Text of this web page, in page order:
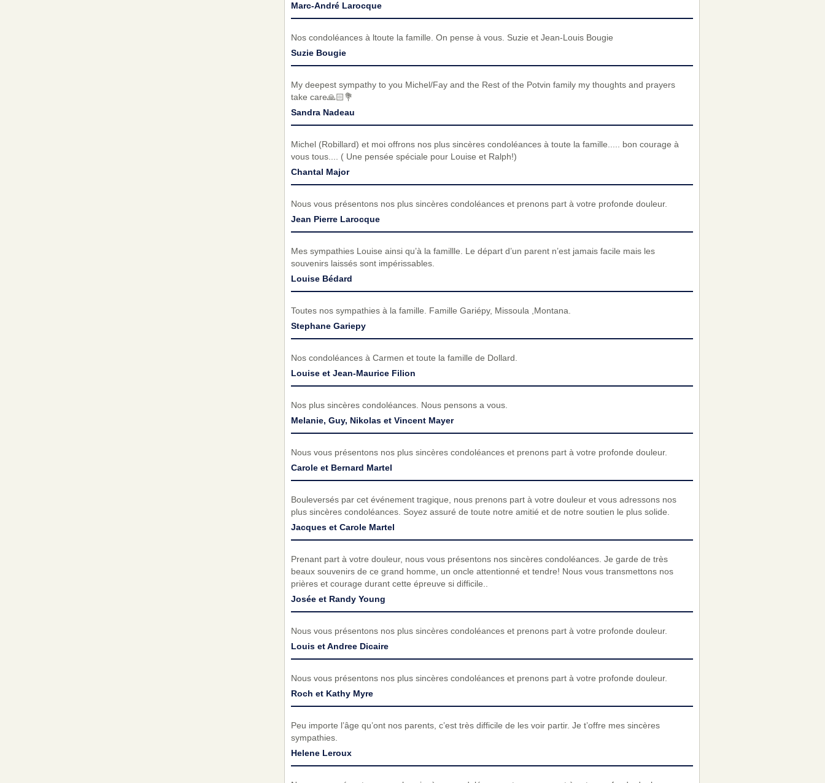
Marc-André Larocque
Nos condoléances à ltoute la famille. On pense à vous. Suzie et Jean-Louis Bougie
Suzie Bougie
My deepest sympathy to you Michel/Fay and the Rest of the Potvin family my thoughts and prayers
take care🙏🏻💐
Sandra Nadeau
Michel (Robillard) et moi offrons nos plus sincères condoléances à toute la famille..... bon courage à
vous tous.... ( Une pensée spéciale pour Louise et Ralph!)
Chantal Major
Nous vous présentons nos plus sincères condoléances et prenons part à votre profonde douleur.
Jean Pierre Larocque
Mes sympathies Louise ainsi qu’à la famillle. Le départ d’un parent n’est jamais facile mais les
souvenirs laissés sont impérissables.
Louise Bédard
Toutes nos sympathies à la famille. Famille Gariépy, Missoula ,Montana.
Stephane Gariepy
Nos condoléances à Carmen et toute la famille de Dollard.
Louise et Jean-Maurice Filion
Nos plus sincères condoléances. Nous pensons a vous.
Melanie, Guy, Nikolas et Vincent Mayer
Nous vous présentons nos plus sincères condoléances et prenons part à votre profonde douleur.
Carole et Bernard Martel
Bouleversés par cet événement tragique, nous prenons part à votre douleur et vous adressons nos
plus sincères condoléances. Soyez assuré de toute notre amitié et de notre soutien le plus solide.
Jacques et Carole Martel
Prenant part à votre douleur, nous vous présentons nos sincères condoléances. Je garde de très
beaux souvenirs de ce grand homme, un oncle attentionné et tendre! Nous vous transmettons nos
prières et courage durant cette épreuve si difficile..
Josée et Randy Young
Nous vous présentons nos plus sincères condoléances et prenons part à votre profonde douleur.
Louis et Andree Dicaire
Nous vous présentons nos plus sincères condoléances et prenons part à votre profonde douleur.
Roch et Kathy Myre
Peu importe l’âge qu’ont nos parents, c’est très difficile de les voir partir. Je t’offre mes sincères
sympathies.
Helene Leroux